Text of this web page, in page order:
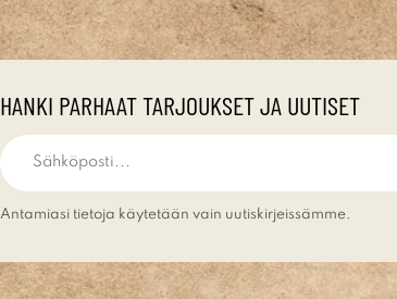
HANKI PARHAAT TARJOUKSET JA UUTISET
Antamiasi tietoja käytetään vain uutiskirjeissämme.